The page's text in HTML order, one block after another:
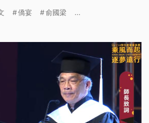
心向北京。國民黨回應，個別非台
同桌共餐。
僑宴 俞國梁 ...